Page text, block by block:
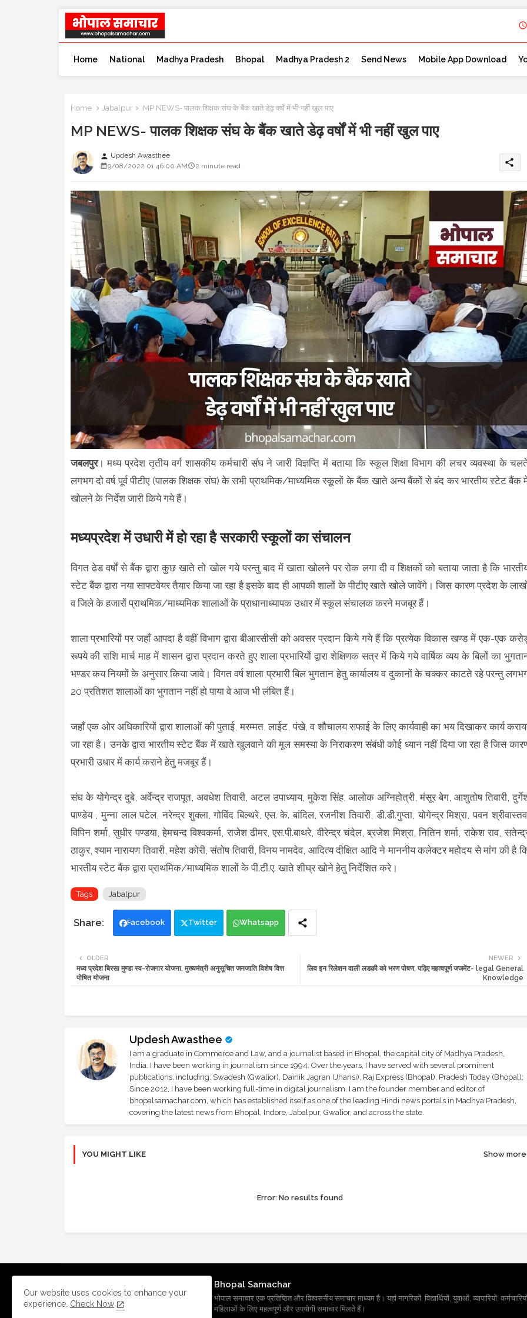
Home National Madhya Pradesh Bhopal Madhya Pradesh 2 Send News Mobile App Download
Home Jabalpur MP NEWS- पालक शिक्षक संघ के बैंक खाते डेढ़ वर्षों में भी नहीं खुल पाए
MP NEWS- पालक शिक्षक संघ के बैंक खाते डेढ़ वर्षों में भी नहीं खुल पाए
person Updesh Awasthee
9/08/2022 01:46:00 AM
2 minute read share
जबलपुर। मध्य प्रदेश तृतीय वर्ग शासकीय कर्मचारी संघ ने जारी विज्ञप्ति में बताया कि स्कूल शिक्षा विभाग की लचर व्यवस्था के
लगभग दो वर्ष पूर्व पीटीए (पालक शिक्षक संघ) के सभी प्राथमिक/माध्यमिक स्कूलों के बैंक खाते अन्य बैंकों से बंद कर भारतीय स्टेट बैंक
खोलने के निर्देश जारी किये गये हैं।
मध्यप्रदेश में उधारी में हो रहा है सरकारी स्कूलों का संचालन
विगत ढेड वर्षों से बैंक द्वारा कुछ खाते तो खोल गये परन्तु बाद में खाता खोलने पर रोक लगा दी व शिक्षकों को बताया जाता है कि
स्टेट बैंक द्वारा नया साफ्टवेयर तैयार किया जा रहा है इसके बाद ही आपकी शालों के पीटीए खाते खोले जावेंगे। जिस कारण प्रदेश के
व जिले के हजारों प्राथमिक/माध्यमिक शालाओं के प्राधानाध्यापक उधार में स्कूल संचालक करने मजबूर हैं।
शाला प्रभारियों पर जहाँ आपदा है वहीं विभाग द्वारा बीआरसीसी को अवसर प्रदान किये गये हैं कि प्रत्येक विकास खण्ड में एक-एक
रूपये की राशि मार्च माह में शासन द्वारा प्रदान करते हुए शाला प्रभारियों द्वारा शेक्षिणक सत्र में किये गये वार्षिक व्यय के बिलों का
भण्डर कय नियमों के अनुसार किया जावे। विगत वर्ष शाला प्रभारी बिल भुगतान हेतु कार्यालय व दुकानों के चक्कर काटते रहे परन्तु
20 प्रतिशत शालाओं का भुगतान नहीं हो पाया वे आज भी लंबित हैं।
जहाँ एक ओर अधिकारियों द्वारा शालाओं की पुताई, मरम्मत, लाईट, पंखे, व शौचालय सफाई के लिए कार्यवाही का भय दिखाकर कार्य
जा रहा है। उनके द्वारा भारतीय स्टेट बैंक में खाते खुलवाने की मूल समस्या के निराकरण संबंधी कोई ध्यान नहीं दिया जा रहा है जिस
प्रभारी उधार में कार्य कराने हेतु मजबूर हैं।
संघ के योगेन्द्र दुबे, अर्वेन्द्र राजपूत, अवधेश तिवारी, अटल उपाध्याय, मुकेश सिंह, आलोक अग्निहोत्री, मंसूर बेग, आशुतोष तिवारी,
पाण्डेय , मुन्ना लाल पटेल, नरेन्द्र शुक्ला, गोविंद बिल्थरे, एस. के. बांदिल, रजनीश तिवारी, डी.डी.गुप्ता, योगेन्द्र मिश्रा, पवन
विपिन शर्मा, सुधीर पण्डया, हेमचन्द विश्वकर्मा, राजेश ढीमर, एस.पी.बाथरे, वीरेन्द्र चंदेल, ब्रजेश मिश्रा, नितिन शर्मा, राकेश राव,
ठाकुर, श्याम नारायण तिवारी, महेश कोरी, संतोष तिवारी, विनय नामदेव, आदित्य दीक्षित आदि ने माननीय कलेक्टर महोदय से मांग की है
भारतीय स्टेट बैंक द्वारा प्राथमिक/माध्यमिक शालों के पी.टी.ए. खाते शीघ्र खोने हेतु निर्देशित करे।
Tags Jabalpur
Facebook Twitter Whatsapp
NEWER
लिव इन रिलेशन वाली लडक़ी को भरण पोषण, पढ़िए महत्वपूर्ण जजमेंट- legal General
Knowledge
OLDER
मध्य प्रदेश बिरसा मुण्डा स्व-रोजगार योजना, मुख्यमंत्री अनुसूचित जनजाति विशेष वित्त
पोषित योजना
Updesh Awasthee
I am a graduate in Commerce and Law, and a journalist based in Bhopal, the capital city of Madhya Pradesh,
India. I have been working in journalism since 1994. Over the years, I have served with several prominent
publications, including: Swadesh (Gwalior), Dainik Jagran (Jhansi), Raj Express (Bhopal), Pradesh Today (Bhopal);
Since 2012, I have been working full-time in digital journalism. I am the founder member and editor of
bhopalsamachar.com, which has established itself as one of the leading Hindi news portals in Madhya Pradesh,
covering the latest news from Bhopal, Indore, Jabalpur, Gwalior, and across the state.
YOU MIGHT LIKE Show more
Error:No results found
Bhopal Samachar
भोपाल समाचार एक प्रतिष्ठित और विश्वसनीय समाचार माध्यम है। यहां नागरिकों, विद्यार्थियों, युवाओं, व्यापारियों,
महिलाओं के लिए महत्वपूर्ण और उपयोगी समाचार मिलते हैं।
Our website uses cookies to enhance your
experience. Check Now